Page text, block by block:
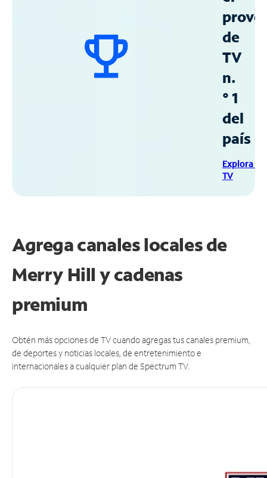
de
TV
n.
° 1
del
país
Explora
TV
Agrega canales locales de
Merry Hill y cadenas
premium
Obtén más opciones de TV cuando agregas tus canales premium,
de deportes y noticias locales, de entretenimiento e
internacionales a cualquier plan de Spectrum TV.